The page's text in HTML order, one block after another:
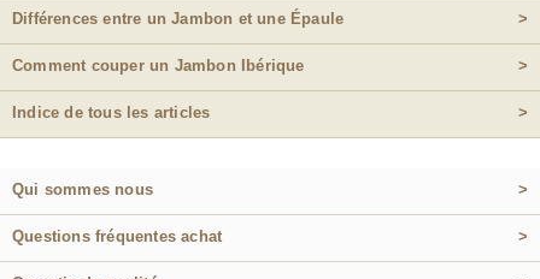
Différences entre un Jambon et une Épaule >
Comment couper un Jambon Ibérique >
Indice de tous les articles >
Qui sommes nous >
Questions fréquentes achat >